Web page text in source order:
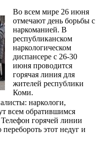
Во всем мире 26 июня
отмечают день борьбы с
наркоманией. В
республиканском
наркологическом
диспансере с 26-30
июня проводится
горячая линия для
жителей республики
Коми.
наркологи,
всем обратившимся
горячей линии
этот недуг и